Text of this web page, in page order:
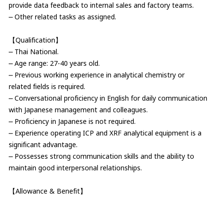
provide data feedback to internal sales and factory teams.
⎼ Other related tasks as assigned.
【Qualification】
⎼ Thai National.
⎼ Age range: 27-40 years old.
⎼ Previous working experience in analytical chemistry or
related fields is required.
⎼ Conversational proficiency in English for daily communication
with Japanese management and colleagues.
⎼ Proficiency in Japanese is not required.
⎼ Experience operating ICP and XRF analytical equipment is a
significant advantage.
⎼ Possesses strong communication skills and the ability to
maintain good interpersonal relationships.
【Allowance & Benefit】